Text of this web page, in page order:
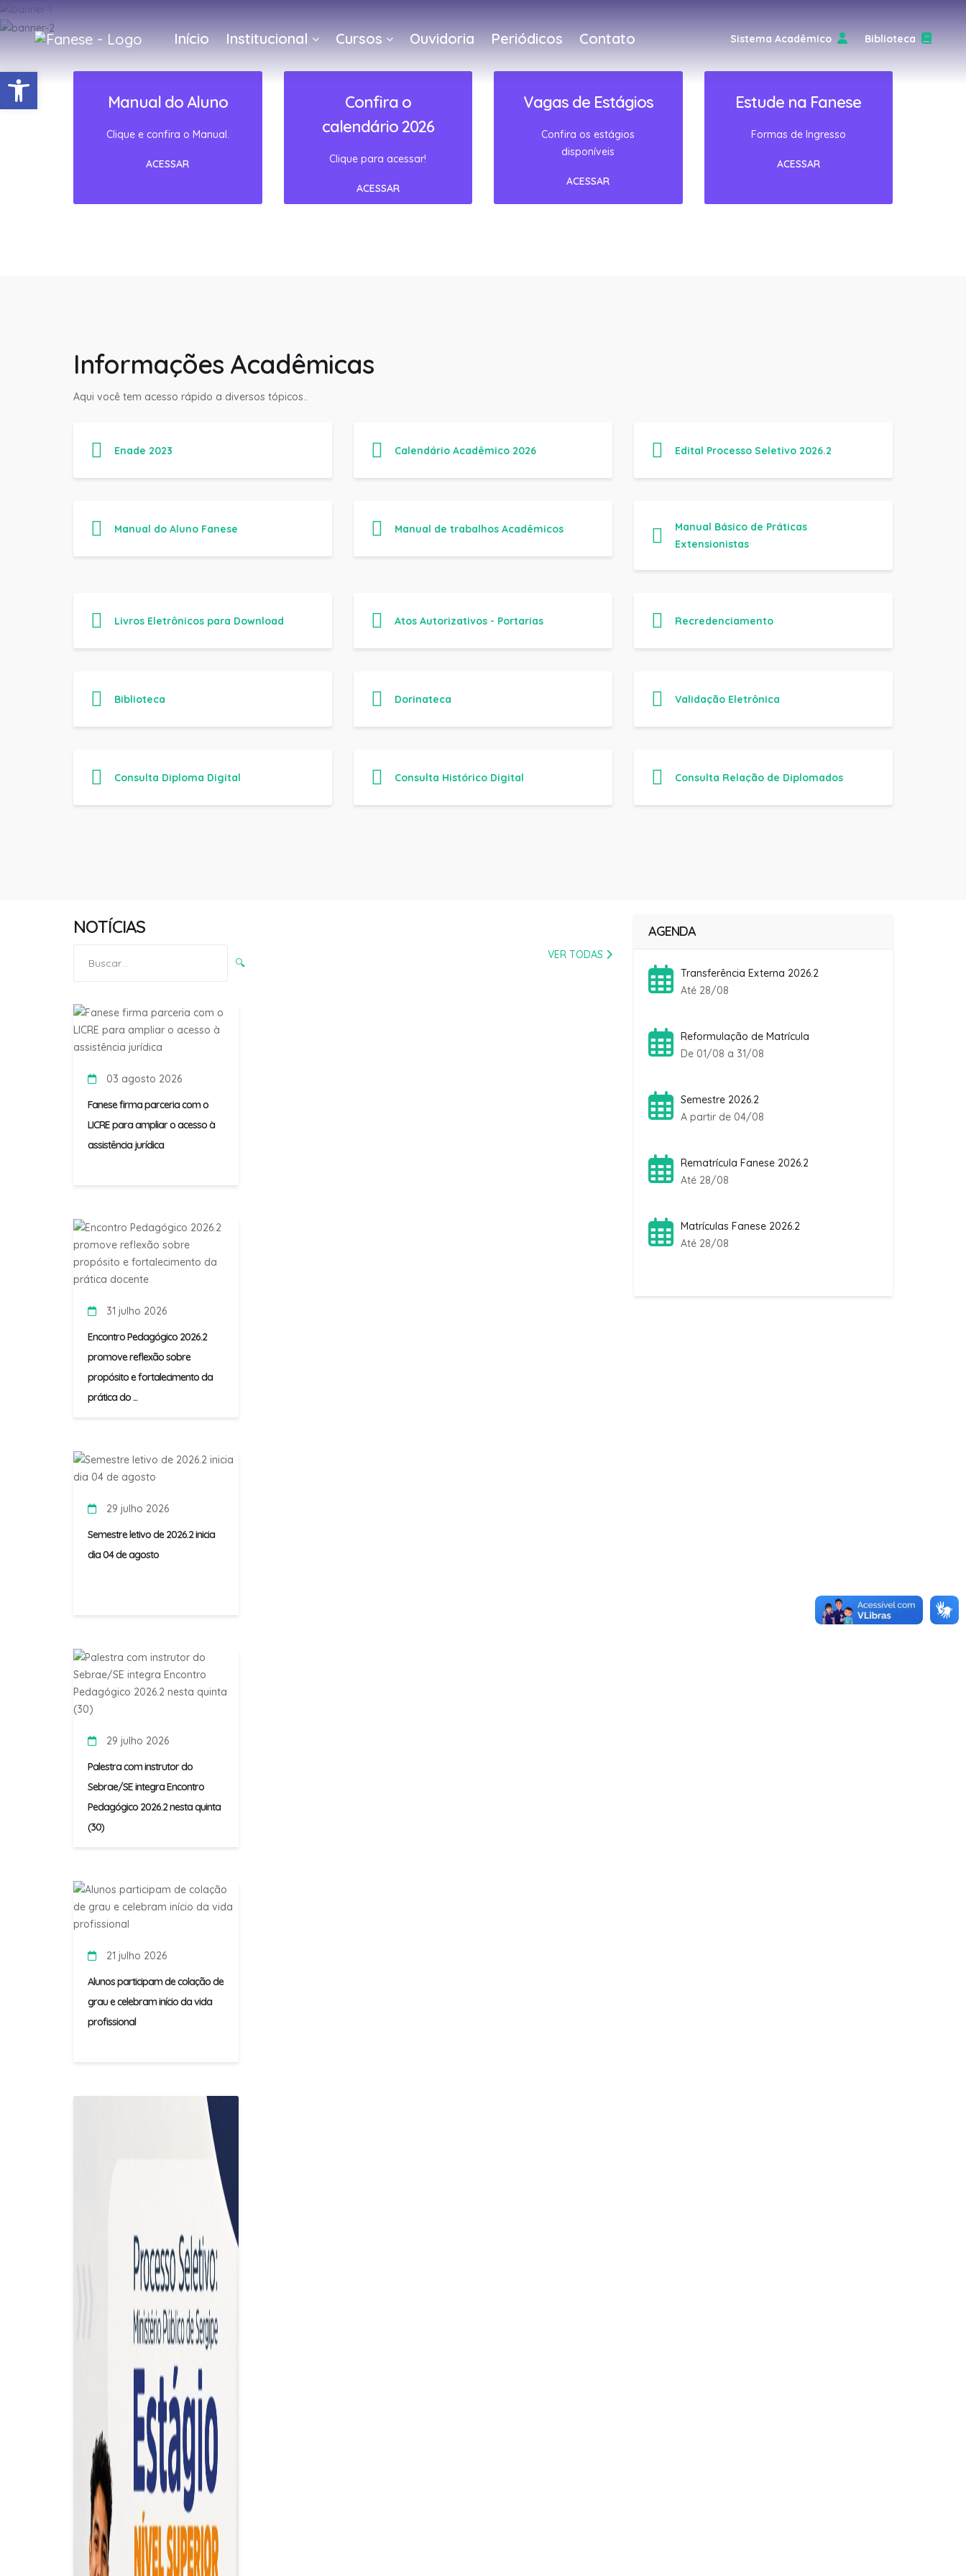
Início Institucional Cursos Ouvidoria Periódicos Contato Sistema Acadêmico Biblioteca
Manual do Aluno
Clique e confira o Manual.
ACESSAR
Confira o
calendário 2026
Clique para acessar!
ACESSAR
Vagas de Estágios
Confira os estágios
disponíveis
ACESSAR
Estude na Fanese
Formas de Ingresso
ACESSAR
Informações Acadêmicas
Aqui você tem acesso rápido a diversos tópicos..
Enade 2023 Calendário Acadêmico 2026 Edital Processo Seletivo 2026.2
Manual do Aluno Fanese Manual de trabalhos Acadêmicos
Manual Básico de Práticas
Extensionistas
Livros Eletrônicos para Download Atos Autorizativos - Portarias Recredenciamento
Biblioteca Dorinateca Validação Eletrônica
Consulta Diploma Digital Consulta Histórico Digital Consulta Relação de Diplomados
NOTÍCIAS
por:
🔍
VER TODAS
03 agosto 2026
Fanese firma parceria com o
LICRE para ampliar o acesso à
assistência jurídica
31 julho 2026
Encontro Pedagógico 2026.2
promove reflexão sobre
propósito e fortalecimento da
prática do ...
29 julho 2026
Semestre letivo de 2026.2 inicia
dia 04 de agosto
29 julho 2026
Palestra com instrutor do
Sebrae/SE integra Encontro
Pedagógico 2026.2 nesta quinta
(30)
21 julho 2026
Alunos participam de colação de
grau e celebram início da vida
profissional
AGENDA
Transferência Externa 2026.2
Até 28/08
Reformulação de Matrícula
De 01/08 a 31/08
Semestre 2026.2
A partir de 04/08
Rematrícula Fanese 2026.2
Até 28/08
Matrículas Fanese 2026.2
Até 28/08
Barra de Ferramentas Aberta